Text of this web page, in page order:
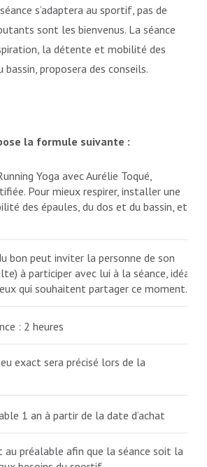
s’adaptera au sportif, pas de
sont les bienvenus. La séance
la détente et mobilité des
bassin, proposera des conseils.
la formule suivante :
Yoga avec Aurélie Toqué,
Pour mieux respirer, installer une
des épaules, du dos et du bassin, et
bon peut inviter la personne de son
à participer avec lui à la séance, idéal
qui souhaitent partager ce moment.
: 2 heures
exact sera précisé lors de la
1 an à partir de la date d’achat
au préalable afin que la séance soit la